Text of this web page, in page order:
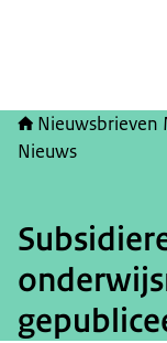
Nieuwsbrieven
Nieuws